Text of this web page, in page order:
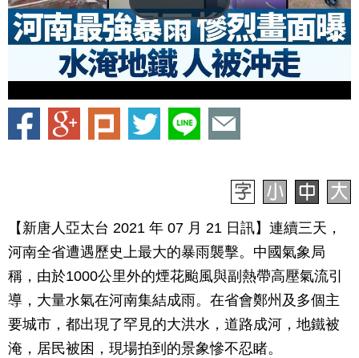
【新唐人亞太台 2021 年 07 月 21 日訊】連續三天，
河南全省遭遇歷史上最大的暴雨襲擊。中國氣象局
稱，由於1000公里外的煙花颱風與副熱帶高壓氣流引
導，大量水氣在河南集結成雨。在省會鄭州及多個主
要城市，都出現了罕見的大洪水，道路成河，地鐵被
淹，居民被困，現場拍到的景象慘不忍睹。